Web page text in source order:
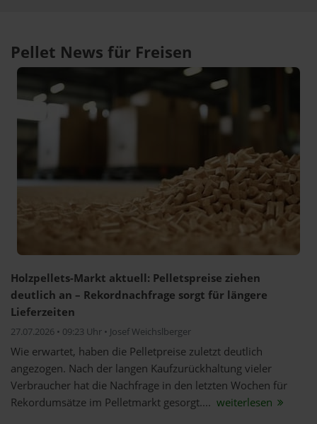
Pellet News für Freisen
Holzpellets-Markt aktuell: Pelletspreise ziehen
deutlich an – Rekordnachfrage sorgt für längere
Lieferzeiten
27.07.2026 • 09:23 Uhr • Josef Weichslberger
Wie erwartet, haben die Pelletpreise zuletzt deutlich
angezogen. Nach der langen Kaufzurückhaltung vieler
Verbraucher hat die Nachfrage in den letzten Wochen für
Rekordumsätze im Pelletmarkt gesorgt.... weiterlesen